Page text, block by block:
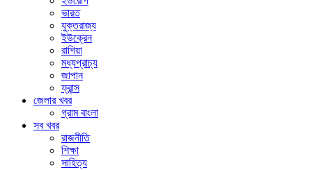
ভারত
যুক্তরাজ্য
ইউক্রেন
রাশিয়া
মধ্যপ্রাচ্য
জাপান
ফ্রান্স
জেলার খবর
গ্রাম বাংলা
সব খবর
রাজনীতি
শিক্ষা
সাহিত্য